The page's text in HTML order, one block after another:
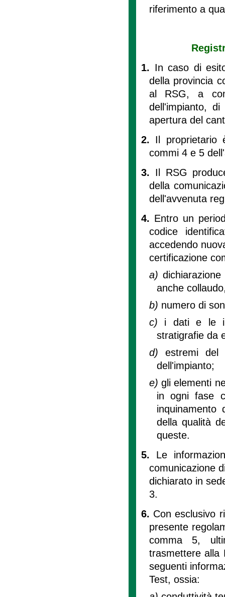
riferimento a
1. In caso di
della provincia
al RSG, a
dell'impianto,
apertura del
2. Il proprietario
commi 4 e 5
3. Il RSG
della
dell'avvenuta
4. Entro un
codice
accedendo
certificazione
a)
anche
b) numero di
c) i dati e le
stratigrafie da
d)estremi del
dell'impianto;
e) gli elementi
in ogni fase
della qualità
queste.
5. Le
comunicazione
dichiarato in
3.
6. Con esclusivo
presente
comma 5,
trasmettere alla
seguenti
Test, ossia: